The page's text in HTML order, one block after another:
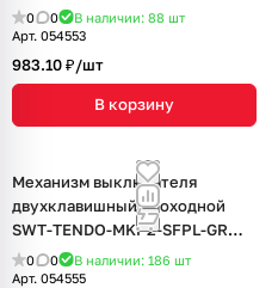
(230V, 10A) (Arlight, Матовый
черный)
0 0 В наличии: 88 шт
Арт. 054553
983.10 ₽/шт
В корзину
Механизм выключателя
двухклавишный проходной
SWT-TENDO-MKP2-SFPL-GR
(230V, 10A) (Arlight, Матовый
графитовый)
0 0 В наличии: 186 шт
Арт. 054555